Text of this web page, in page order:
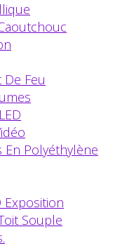
Feu
En Polyéthylène
Exposition
Souple